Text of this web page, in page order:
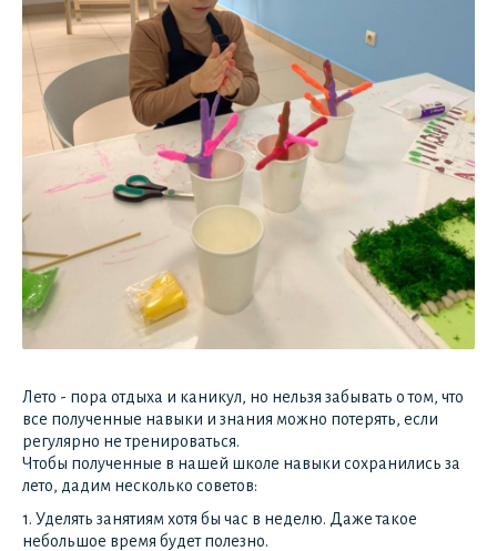
Лето - пора отдыха и каникул, но нельзя забывать о том, что
все полученные навыки и знания можно потерять, если
регулярно не тренироваться.
Чтобы полученные в нашей школе навыки сохранились за
лето, дадим несколько советов:
1. Уделять занятиям хотя бы час в неделю. Даже такое
небольшое время будет полезно.